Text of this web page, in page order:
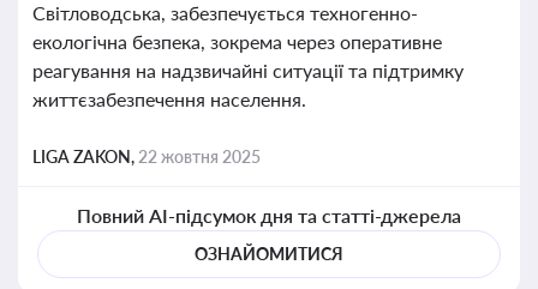
Світловодська, забезпечується техногенно-
екологічна безпека, зокрема через оперативне
реагування на надзвичайні ситуації та підтримку
життєзабезпечення населення.
LIGA ZAKON, 22 жовтня 2025
Повний AI-підсумок дня та статті-джерела
ОЗНАЙОМИТИСЯ